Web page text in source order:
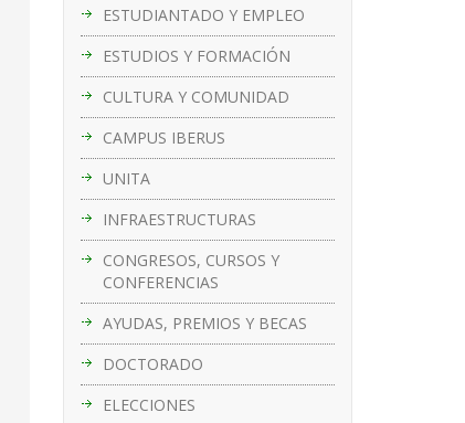
ESTUDIANTADO Y EMPLEO
ESTUDIOS Y FORMACIÓN
CULTURA Y COMUNIDAD
CAMPUS IBERUS
UNITA
INFRAESTRUCTURAS
CONGRESOS, CURSOS Y
CONFERENCIAS
AYUDAS, PREMIOS Y BECAS
DOCTORADO
ELECCIONES